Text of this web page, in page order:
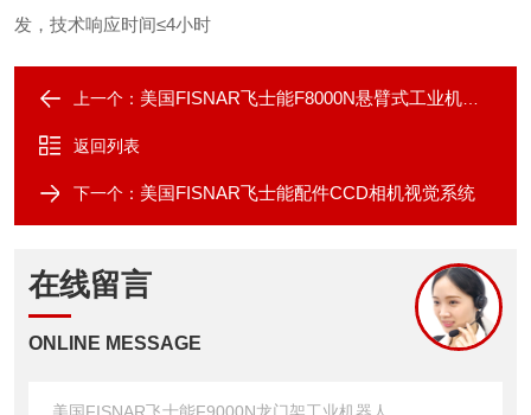
发，技术响应时间≤4小时
上一个： 美国FISNAR飞士能F8000N悬臂式工业机器人
返回列表
下一个： 美国FISNAR飞士能配件CCD相机视觉系统
在线留言
ONLINE MESSAGE